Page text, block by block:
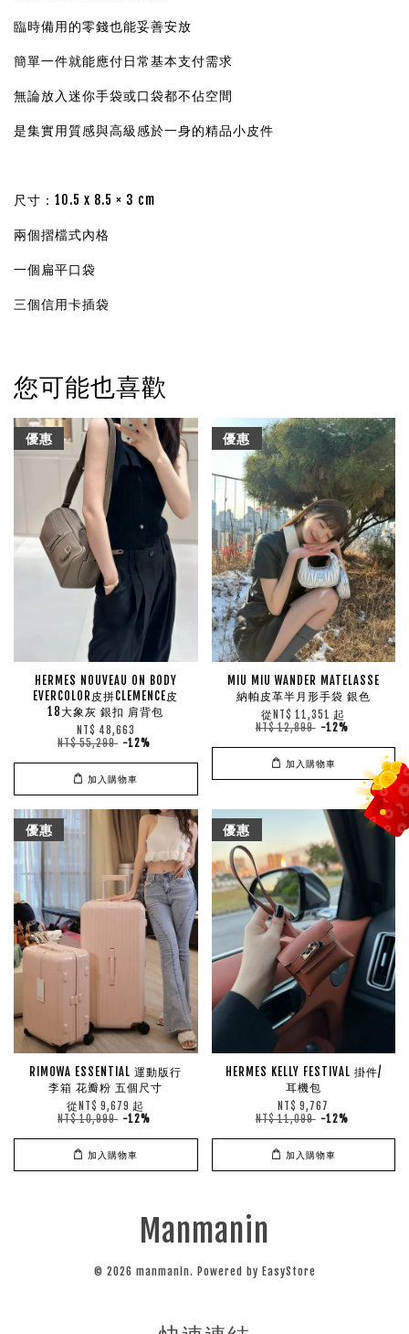
臨時備用的零錢也能妥善安放
簡單一件就能應付日常基本支付需求
無論放入迷你手袋或口袋都不佔空間
是集實用質感與高級感於一身的精品小皮件
尺寸：10.5 x 8.5 × 3 cm
兩個摺檔式內格
一個扁平口袋
三個信用卡插袋
您可能也喜歡
優惠
HERMES NOUVEAU ON BODY
EVERCOLOR皮拼CLEMENCE皮
18大象灰 銀扣 肩背包
NT$ 48,663
NT$ 55,299 -12%
加入購物車
優惠
MIU MIU WANDER MATELASSE
納帕皮革半月形手袋 銀色
從 NT$ 11,351 起
NT$ 12,899 -12%
加入購物車
優惠
RIMOWA ESSENTIAL 運動版行
李箱 花瓣粉 五個尺寸
從 NT$ 9,679 起
NT$ 10,999 -12%
加入購物車
優惠
HERMES KELLY FESTIVAL 掛件/
耳機包
NT$ 9,767
NT$ 11,099 -12%
加入購物車
Manmanin
© 2026 manmanin. Powered by EasyStore